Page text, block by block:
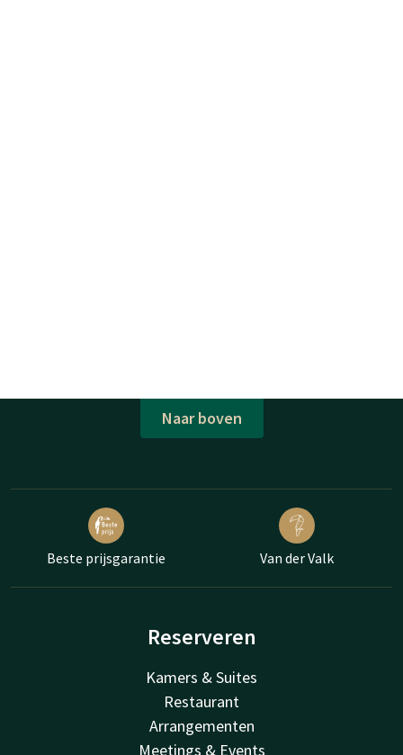
Naar boven
Beste prijsgarantie Van der Valk
Reserveren
Kamers & Suites
Restaurant
Arrangementen
Meetings & Events